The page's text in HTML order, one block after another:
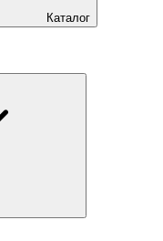
Каталог